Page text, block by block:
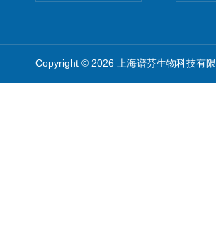
Copyright © 2026 上海谱芬生物科技有